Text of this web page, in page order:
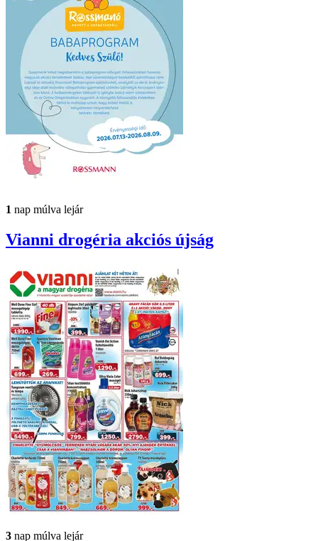
1 nap múlva lejár
Vianni drogéria akciós újság
3 nap múlva lejár